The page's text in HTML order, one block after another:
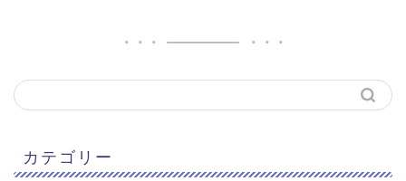
カテゴリー